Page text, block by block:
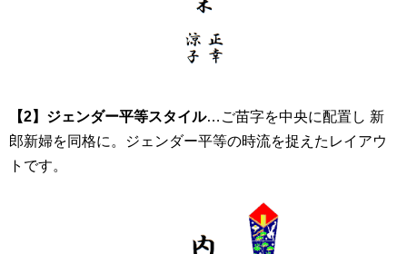
【2】ジェンダー平等スタイル…ご苗字を中央に配置し 新
郎新婦を同格に。ジェンダー平等の時流を捉えたレイアウ
トです。